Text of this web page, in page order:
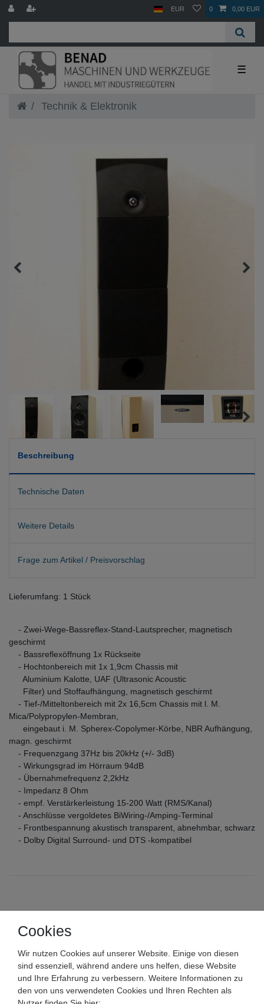
EUR 0 0,00 EUR
☰
Technik & Elektronik
Beschreibung
Technische Daten
Weitere Details
Frage zum Artikel / Preisvorschlag
Lieferumfang: 1 Stück
- Zwei-Wege-Bassreflex-Stand-Lautsprecher, magnetisch
geschirmt
- Bassreflexöffnung 1x Rückseite
- Hochtonbereich mit 1x 1,9cm Chassis mit
Aluminium Kalotte, UAF (Ultrasonic Acoustic
Filter) und Stoffaufhängung, magnetisch geschirmt
- Tief-/Mitteltonbereich mit 2x 16,5cm Chassis mit l. M.
Mica/Polypropylen-Membran,
eingebaut i. M. Spherex-Copolymer-Körbe, NBR Aufhängung,
magn. geschirmt
- Frequenzgang 37Hz bis 20kHz (+/- 3dB)
- Wirkungsgrad im Hörraum 94dB
- Übernahmefrequenz 2,2kHz
- Impedanz 8 Ohm
- empf. Verstärkerleistung 15-200 Watt (RMS/Kanal)
- Anschlüsse vergoldetes BiWiring-/Amping-Terminal
- Frontbespannung akustisch transparent, abnehmbar, schwarz
- Dolby Digital Surround- und DTS -kompatibel
ENERGY e:XL-26 200W
Standlautsprecher floorstanding
speakers Birke hell
Cookies
Wir nutzen Cookies auf unserer Website. Einige von diesen
sind essenziell, während andere uns helfen, diese Website
und Ihre Erfahrung zu verbessern. Weitere Informationen zu
den von uns verwendeten Cookies und Ihren Rechten als